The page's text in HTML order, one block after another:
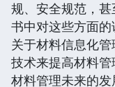
规、安全规范，甚
书中对这些方面
关于材料信息化
技术来提高材料
材料管理未来的